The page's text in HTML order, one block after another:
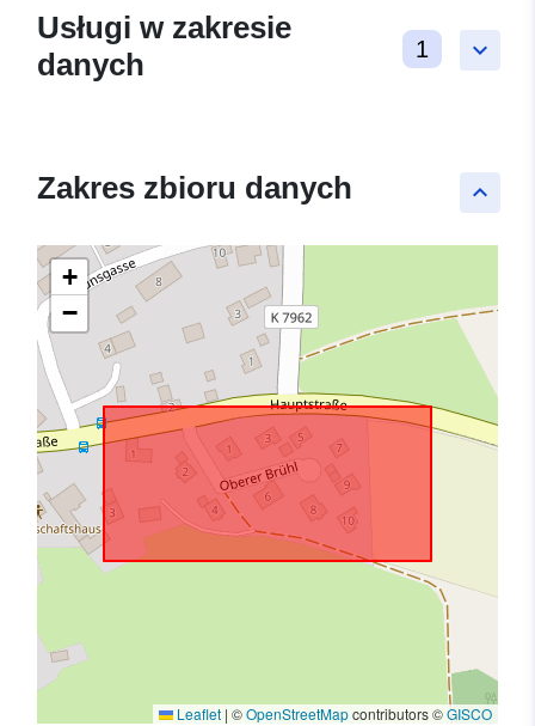
keyboard_arrow_down
Usługi w zakresie
danych
1
keyboard_arrow_up
Zakres zbioru danych
+
−
Leaflet | ©OpenStreetMapcontributors ©GISCO